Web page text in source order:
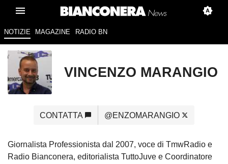
NOTIZIE MAGAZINE RADIO BN
VINCENZO MARANGIO
CONTATTA @ENZOMARANGIO
Giornalista Professionista dal 2007, voce di TmwRadio e
Radio Bianconera, editorialista TuttoJuve e Coordinatore